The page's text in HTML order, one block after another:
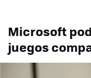
Microsoft
juegos